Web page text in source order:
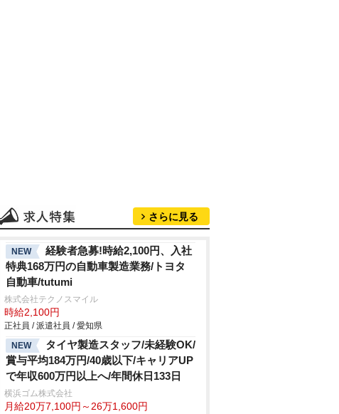
さらに見る
NEW
経験者急募!時給2,100円、入社
特典168万円の自動車製造業務/トヨタ
自動車/tutumi
株式会社テクノスマイル
時給2,100円
正社員 / 派遣社員 / 愛知県
NEW
タイヤ製造スタッフ/未経験OK/
賞与平均184万円/40歳以下/キャリアUP
で年収600万円以上へ/年間休日133日
横浜ゴム株式会社
月給20万7,100円～26万1,600円